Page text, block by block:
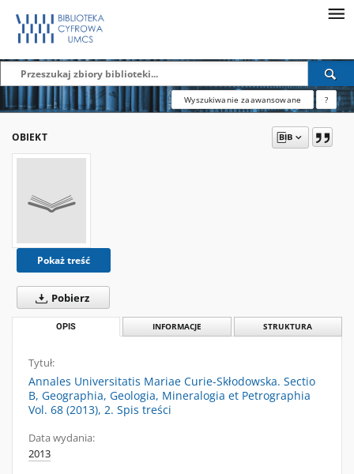
Wyszukiwanie zaawansowane ?
OBIEKT
Pokaż treść
Pobierz
OPIS INFORMACJE STRUKTURA
Tytuł:
Annales Universitatis Mariae Curie-Skłodowska. Sectio
B, Geographia, Geologia, Mineralogia et Petrographia
Vol. 68 (2013), 2. Spis treści
Data wydania:
2013